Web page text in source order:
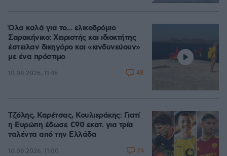
Όλα καλά για το... ελικοδρόμιο
Σαρακήνικο: Χειριστής και ιδιοκτήτης
έστειλαν δικηγόρο και «κινδυνεύουν»
με ένα πρόστιμο
10.08.2026, 11:46 48
Τζόλης, Καρέτσας, Κουλιεράκης: Γιατί
η Ευρώπη έδωσε €90 εκατ. για τρία
ταλέντα από την Ελλάδα
10.08.2026, 11:00 24